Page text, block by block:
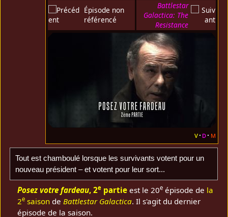
Épisode non
référencé
Battlestar
Galactica: The
Resistance
v d m
Tout est chamboulé lorsque les survivants votent pour un
nouveau président – et votent pour leur sort...
Posez votre fardeau, 2e partie est le 20e épisode de la
2e saison de Battlestar Galactica. Il s'agit du dernier
épisode de la saison.